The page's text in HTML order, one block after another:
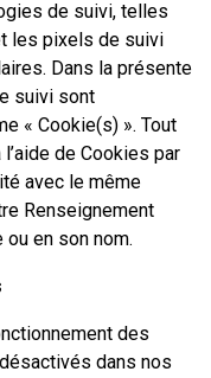
de suivi, telles
les pixels de suivi
Dans la présente
suivi sont
« Cookie(s) ». Tout
de Cookies par
avec le même
Renseignement
en son nom.
des
dans nos